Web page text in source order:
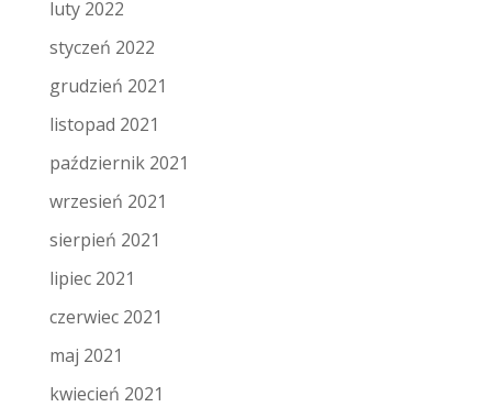
luty 2022
styczeń 2022
grudzień 2021
listopad 2021
październik 2021
wrzesień 2021
sierpień 2021
lipiec 2021
czerwiec 2021
maj 2021
kwiecień 2021